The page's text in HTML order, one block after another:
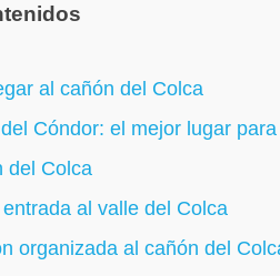
al cañón del Colca
Cóndor: el mejor lugar
del Colca
al valle del Colca
organizada al cañón del